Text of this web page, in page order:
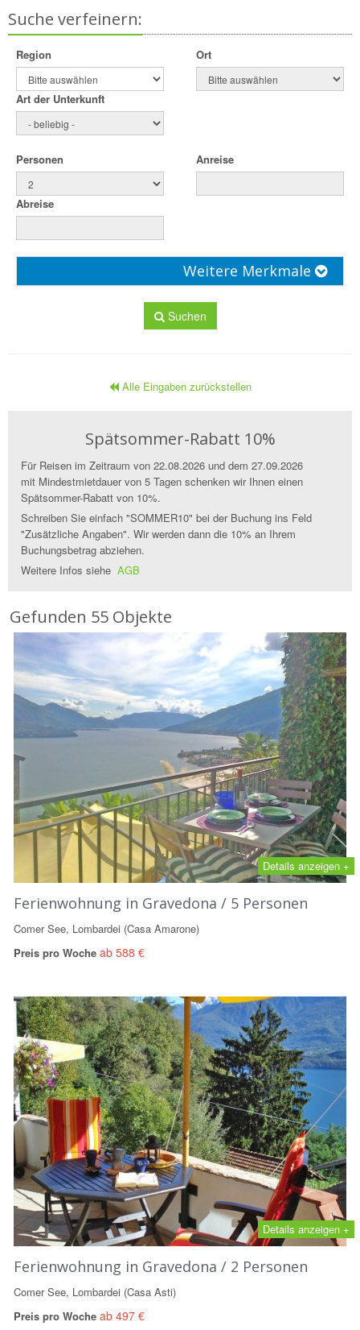
Suche verfeinern:
Region Ort
Art der Unterkunft
Personen Anreise
Abreise
Weitere Merkmale
Suchen
Alle Eingaben zurückstellen
Spätsommer-Rabatt 10%
Für Reisen im Zeitraum von 22.08.2026 und dem 27.09.2026
mit Mindestmietdauer von 5 Tagen schenken wir Ihnen einen
Spätsommer-Rabatt von 10%.
Schreiben Sie einfach "SOMMER10" bei der Buchung ins Feld
"Zusätzliche Angaben". Wir werden dann die 10% an Ihrem
Buchungsbetrag abziehen.
Weitere Infos siehe AGB
Gefunden 55 Objekte
Details anzeigen +
Ferienwohnung in Gravedona / 5 Personen
Comer See, Lombardei (Casa Amarone)
Preis pro Woche ab 588 €
Details anzeigen +
Ferienwohnung in Gravedona / 2 Personen
Comer See, Lombardei (Casa Asti)
Preis pro Woche ab 497 €